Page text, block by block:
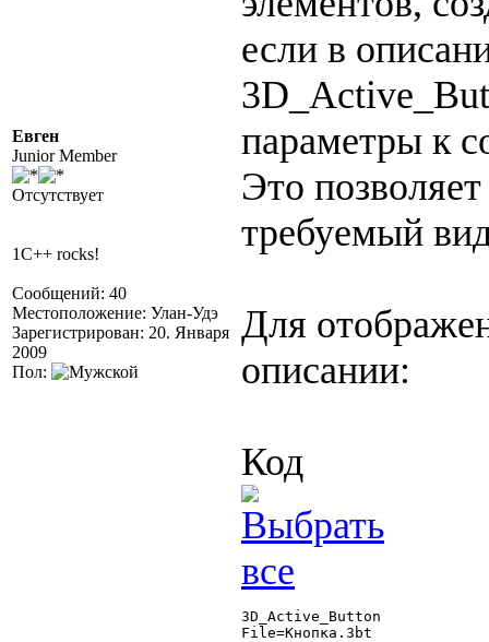
Евген
Junior Member
Отсутствует
1C++ rocks!
Сообщений: 40
Местоположение: Улан-Удэ
Зарегистрирован: 20. Января
2009
Пол:
если в
параметры к
Это
требуемый
Для
описании:
Код
3D_Active_Button
File=Кнопка.3bt